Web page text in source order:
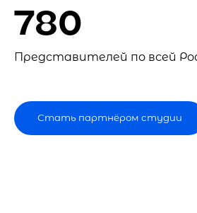
780
Представителей по всей
Стать партнёром студии